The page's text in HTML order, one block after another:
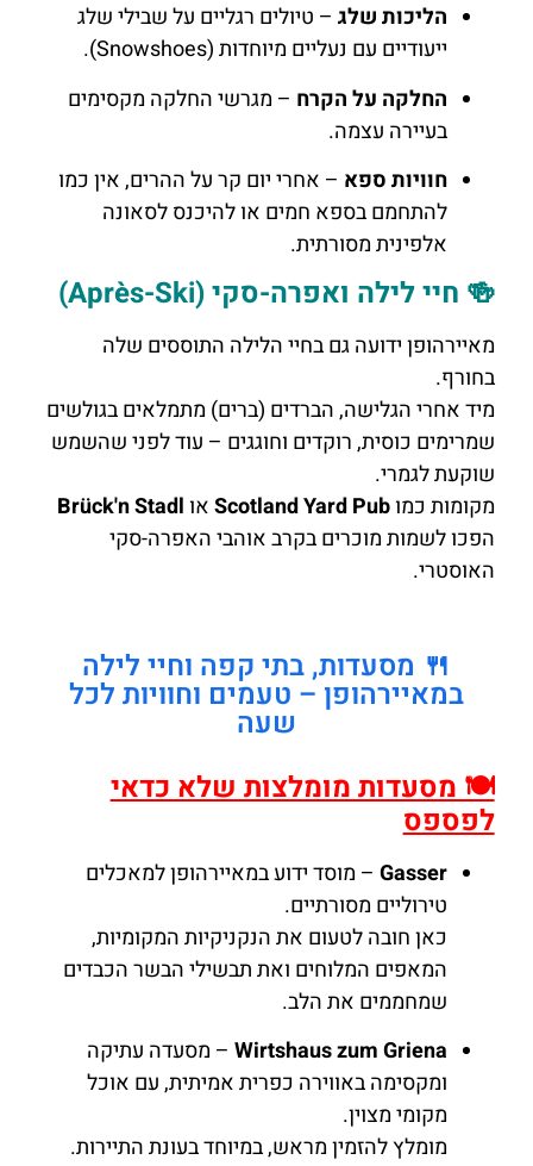
הליכות שלג – טיולים רגליים על שבילי שלג
ייעודיים עם נעליים מיוחדות (Snowshoes).
החלקה על הקרח – מגרשי החלקה מקסימים
בעיירה עצמה.
חוויות ספא – אחרי יום קר על ההרים, אין כמו
להתחמם בספא חמים או להיכנס לסאונה
אלפינית מסורתית.
🍻 חיי לילה ואפרה-סקי (Après-Ski)
מאיירהופן ידועה גם בחיי הלילה התוססים שלה
בחורף.
מיד אחרי הגלישה, הברדים (ברים) מתמלאים בגולשים
שמרימים כוסית, רוקדים וחוגגים – עוד לפני שהשמש
שוקעת לגמרי.
מקומות כמוScotland Yard PubאוBrück'n Stadl
הפכו לשמות מוכרים בקרב אוהבי האפרה-סקי
האוסטרי.
🍴 מסעדות, בתי קפה וחיי לילה
במאיירהופן – טעמים וחוויות לכל
שעה
🍽️ מסעדות מומלצות שלא כדאי
לפספס
Gasser – מוסד ידוע במאיירהופן למאכלים
טירוליים מסורתיים.
כאן חובה לטעום את הנקניקיות המקומיות,
המאפים המלוחים ואת תבשילי הבשר הכבדים
שמחממים את הלב.
Wirtshaus zum Griena – מסעדה עתיקה
ומקסימה באווירה כפרית אמיתית, עם אוכל
מקומי מצוין.
מומלץ להזמין מראש, במיוחד בעונת התיירות.